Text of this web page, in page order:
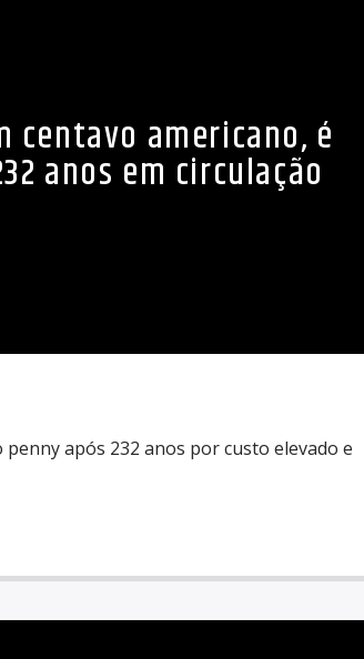
centavo americano, é
anos em circulação
após 232 anos por custo elevado e